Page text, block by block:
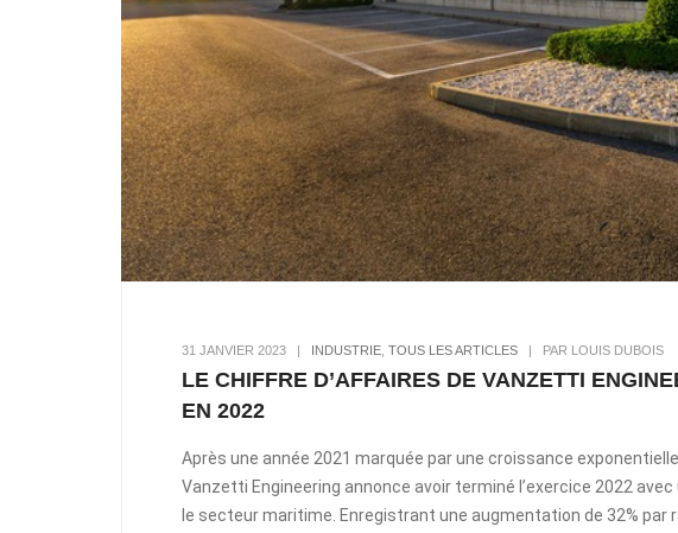
31 JANVIER 2023 INDUSTRIE TOUS LES ARTICLES PAR LOUIS DUBOIS
LE CHIFFRE D’AFFAIRES DE VANZETTI
EN 2022
Après une année 2021 marquée par une croissance
Vanzetti Engineering annonce avoir terminé l’exercice 2022
le secteur maritime. Enregistrant une augmentation de 32% par